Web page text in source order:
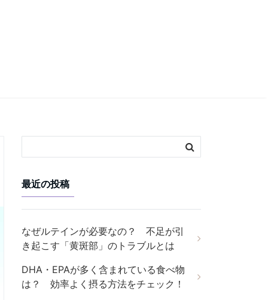
最近の投稿
なぜルテインが必要なの？ 不足が引
き起こす「黄斑部」のトラブルとは
DHA・EPAが多く含まれている食べ物
は？ 効率よく摂る方法をチェック！